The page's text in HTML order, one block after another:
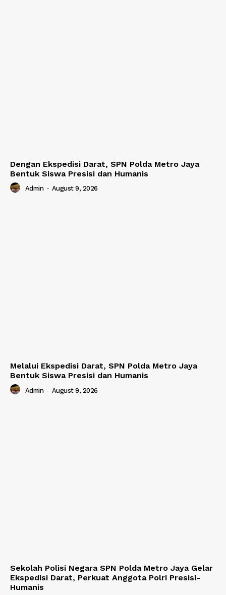
Dengan Ekspedisi Darat, SPN Polda Metro Jaya
Bentuk Siswa Presisi dan Humanis
Admin - August 9, 2026
Melalui Ekspedisi Darat, SPN Polda Metro Jaya
Bentuk Siswa Presisi dan Humanis
Admin - August 9, 2026
Sekolah Polisi Negara SPN Polda Metro Jaya Gelar
Ekspedisi Darat, Perkuat Anggota Polri Presisi-
Humanis